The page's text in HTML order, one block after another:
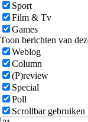
Sport
Film & Tv
Games
Toon berichten van
Weblog
Column
(P)review
Special
Poll
Scrollbar gebruiken